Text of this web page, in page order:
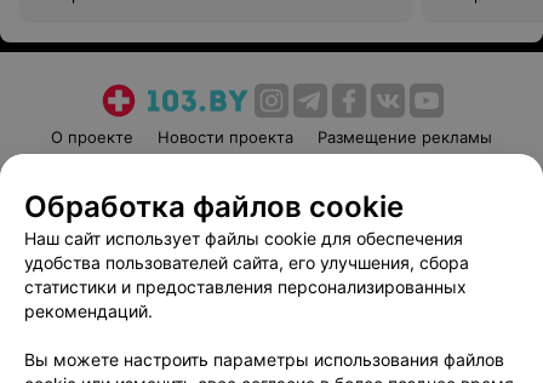
О проекте Новости проекта
Размещение рекламы
Пользовательское соглашение
Способы оплаты
Вакансии
Партнеры
Написать руководителю 103.by
Обработка персональных данных
Обработка файлов cookie
Наш сайт использует файлы cookie для обеспечения
удобства пользователей сайта, его улучшения, сбора
статистики и предоставления персонализированных
рекомендаций.
Вы можете настроить параметры использования файлов